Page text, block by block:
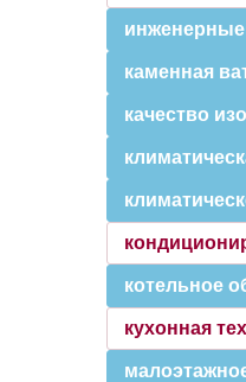
каменная
качество
котельное
кухонная